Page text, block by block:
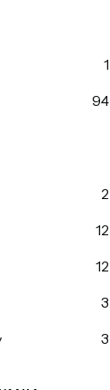
1
94
2
12
12
3
3